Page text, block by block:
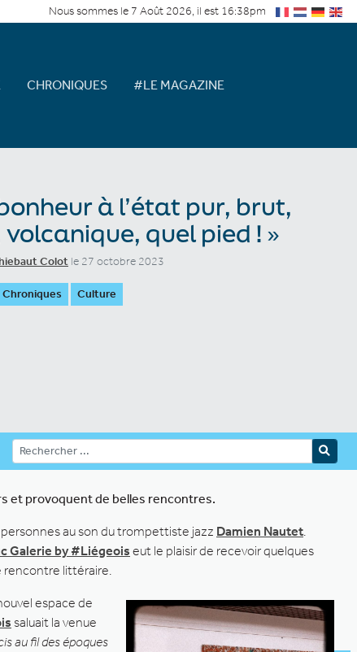
Nous sommes le 7 Août 2026, il est 16:38pm
CHRONIQUES #LE MAGAZINE
à l’état pur, brut,
quel pied ! »
Colot le 27 octobre 2023
Chroniques Culture
et provoquent de belles rencontres.
au son du trompettiste jazz Damien Nautet.
Galerie by #Liégeois eut le plaisir de recevoir quelques
rencontre littéraire.
espace de
saluait la venue
au fil des époques